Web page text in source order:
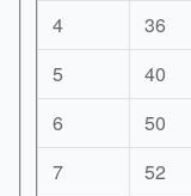
4
36
5
40
6
50
7
52